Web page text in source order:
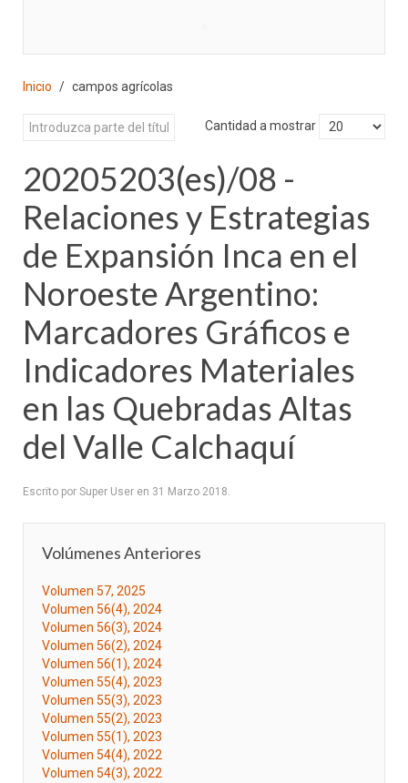
Inicio campos agrícolas
Cantidad a mostrar
20205203(es)/08 -
Relaciones y Estrategias
de Expansión Inca en el
Noroeste Argentino:
Marcadores Gráficos e
Indicadores Materiales
en las Quebradas Altas
del Valle Calchaquí
Escrito por Super User en 31 Marzo 2018.
Volúmenes Anteriores
Volumen 57, 2025
Volumen 56(4), 2024
Volumen 56(3), 2024
Volumen 56(2), 2024
Volumen 56(1), 2024
Volumen 55(4), 2023
Volumen 55(3), 2023
Volumen 55(2), 2023
Volumen 55(1), 2023
Volumen 54(4), 2022
Volumen 54(3), 2022